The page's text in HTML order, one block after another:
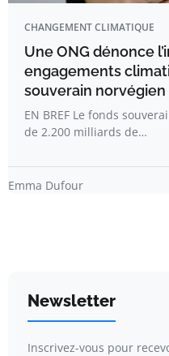
CHANGEMENT CLIMATIQUE
Une ONG dénonce
engagements
souverain norvégien
EN BREF Le fonds
de 2.200 milliards de…
Emma Dufour
Newsletter
Inscrivez-vous pour